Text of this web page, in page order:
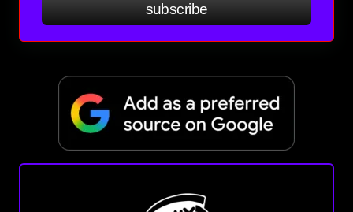
subscribe